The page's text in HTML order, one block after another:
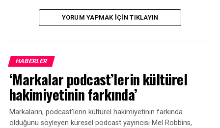
olumlu hale getiriyorYORUM YAPMAK IÇIN TIKLAYIN
HABERLER
‘Markalar podcast’lerin kültürel
hakimiyetinin farkında’
Markaların, podcast’lerin kültürel hakimiyetinin farkında
olduğunu söyleyen küresel podcast yayıncısı Mel Robbins,